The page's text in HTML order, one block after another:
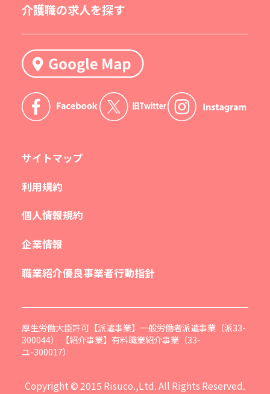
介護職の求人を探す
サイトマップ
利用規約
個人情報規約
企業情報
職業紹介優良事業者行動指針
厚生労働大臣許可【派遣事業】一般労働者派遣事業（派33-
300044） 【紹介事業】有料職業紹介事業（33-
ユ-300017）
Copyright © 2015 Risuco.,Ltd. All Rights Reserved.